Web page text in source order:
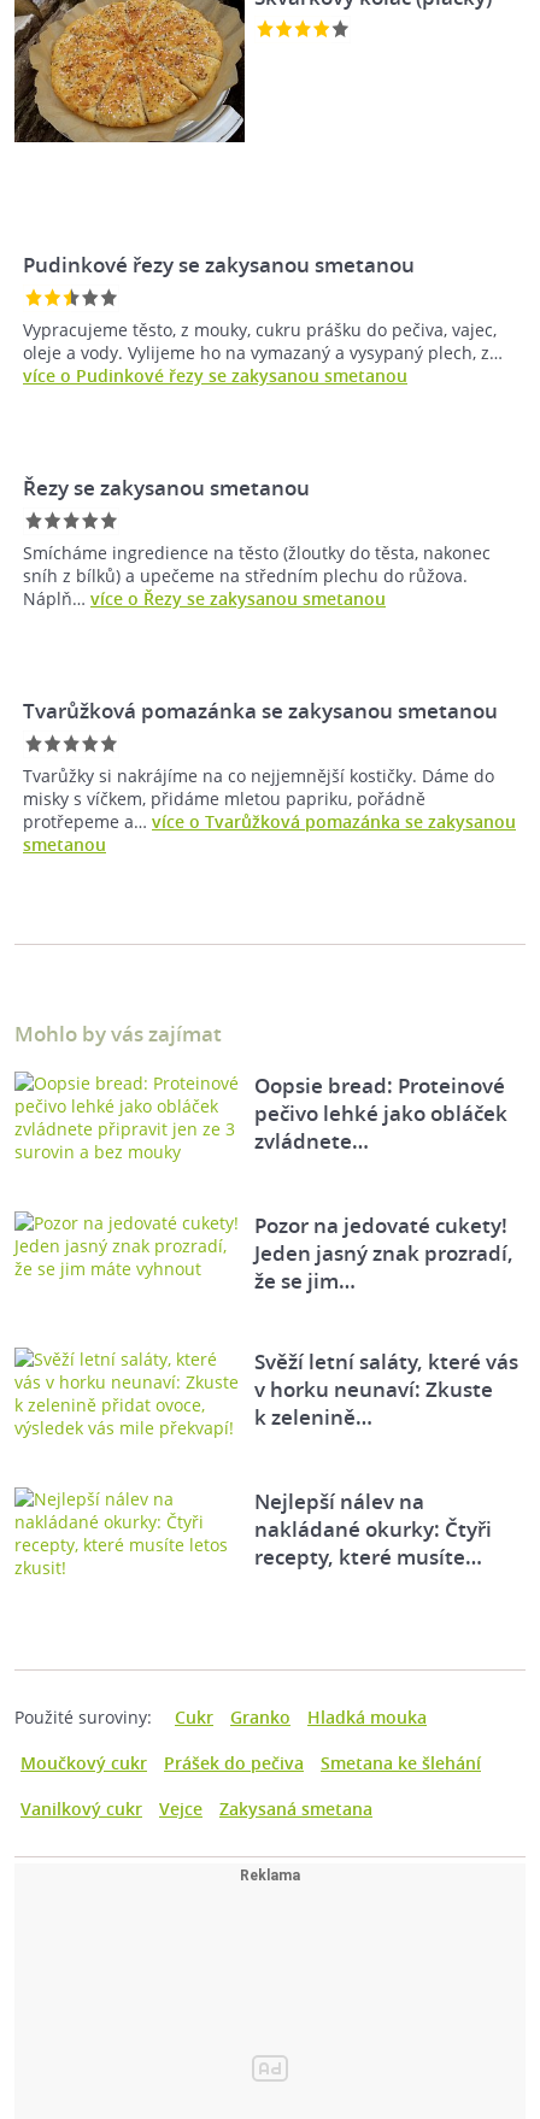
Pudinkové řezy se zakysanou smetanou
Vypracujeme těsto, z mouky, cukru prášku do pečiva, vajec,
oleje a vody. Vylijeme ho na vymazaný a vysypaný plech, z…
více o Pudinkové řezy se zakysanou smetanou
Řezy se zakysanou smetanou
Smícháme ingredience na těsto (žloutky do těsta, nakonec
sníh z bílků) a upečeme na středním plechu do růžova.
Náplň… více o Řezy se zakysanou smetanou
Tvarůžková pomazánka se zakysanou smetanou
Tvarůžky si nakrájíme na co nejjemnější kostičky. Dáme do
misky s víčkem, přidáme mletou papriku, pořádně
protřepeme a… více o Tvarůžková pomazánka se zakysanou
smetanou
Mohlo by vás zajímat
Oopsie bread: Proteinové
pečivo lehké jako obláček
zvládnete…
Pozor na jedovaté cukety!
Jeden jasný znak prozradí,
že se jim…
Svěží letní saláty, které vás
v horku neunaví: Zkuste
k zelenině…
Nejlepší nálev na
nakládané okurky: Čtyři
recepty, které musíte…
Použité suroviny: Cukr Granko
Hladká mouka
Moučkový cukr
Prášek do pečiva
Smetana ke šlehání
Vanilkový cukr
Vejce Zakysaná smetana